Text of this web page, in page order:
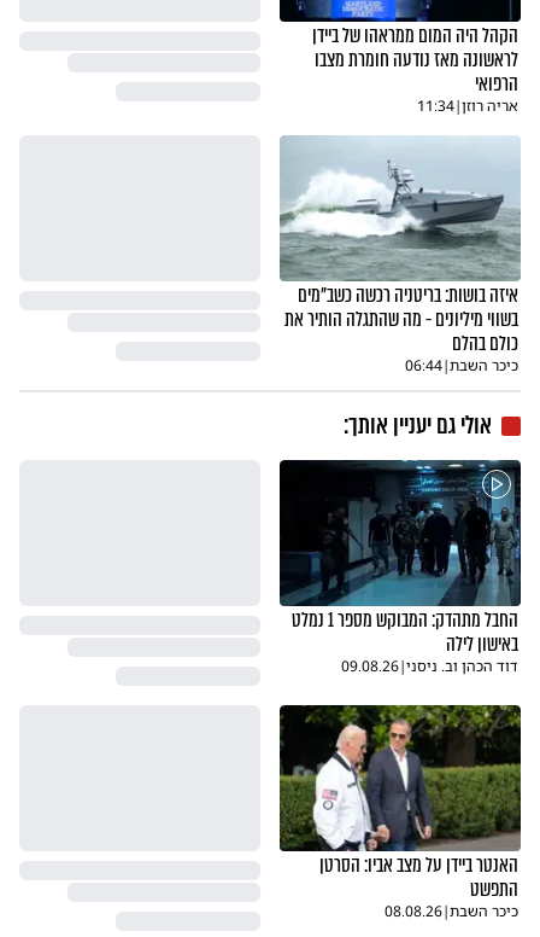
הקהל היה המום ממראהו של ביידן
לראשונה מאז נודעה חומרת מצבו
הרפואי
אריה רוזן|
11:34
איזה בושות: בריטניה רכשה כשב"מים
בשווי מיליונים - מה שהתגלה הותיר את
כולם בהלם
כיכר השבת|
06:44
אולי גם יעניין אותך:
החבל מתהדק: המבוקש מספר 1 נמלט
באישון לילה
דוד הכהן וב. ניסני|
09.08.26
האנטר ביידן על מצב אביו: הסרטן
התפשט
כיכר השבת|
08.08.26